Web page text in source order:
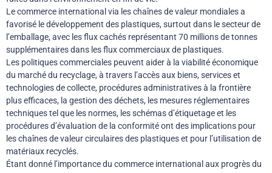
Le commerce international via les chaînes de valeur mondiales a
favorisé le développement des plastiques, surtout dans le secteur de
l’emballage, avec les flux cachés représentant 70 millions de tonnes
supplémentaires dans les flux commerciaux de plastiques.
Les politiques commerciales peuvent aider à la viabilité économique
du marché du recyclage, à travers l’accès aux biens, services et
technologies de collecte, procédures administratives à la frontière
plus efficaces, la gestion des déchets, les mesures réglementaires
techniques tel que les normes, les schémas d’étiquetage et les
procédures d’évaluation de la conformité ont des implications pour
les chaînes de valeur circulaires des plastiques et pour l’utilisation de
matériaux recyclés.
Étant donné l’importance du commerce international aux progrès du